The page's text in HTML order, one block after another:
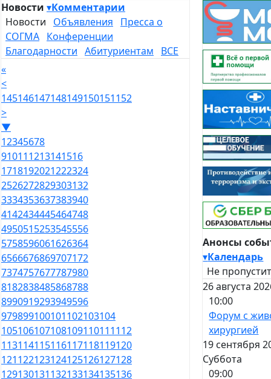
Новости ▾Комментарии
Новости Объявления
Пресса о
СОГМА Конференции
Благодарности Абитуриентам
ВСЕ
«
<
145146147148149150151152
>
▼
12345678
910111213141516
1718192021222324
2526272829303132
3334353637383940
4142434445464748
4950515253545556
5758596061626364
6566676869707172
7374757677787980
8182838485868788
8990919293949596
979899100101102103104
105106107108109110111112
113114115116117118119120
121122123124125126127128
129130131132133134135136
Анонсы
▾Календарь
Не
26 августа
10:00
Форум с
хирургией
19 сентября
Суббота
09:00